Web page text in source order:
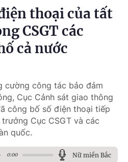
thoại của tất
CSGT các
cả nước
cường công tác bảo đảm
Cục Cảnh sát giao thông
công bố số điện thoại tiếp
Cục CSGT và các
quốc.
0:00 Nữ miền Bắc